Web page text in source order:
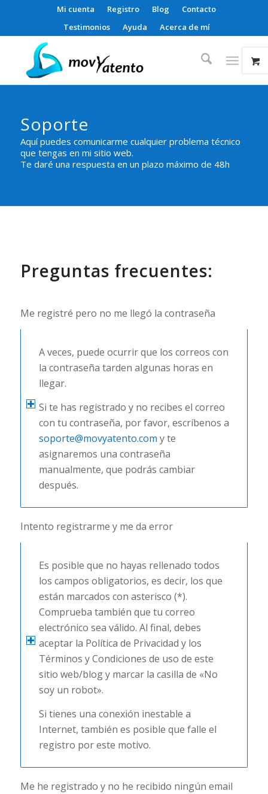
Mi cuenta Registro Blog
Contacto
Testimonios
Ayuda Acerca de mí
Soporte
Aquí puedes comunicarme cualquier problema técnico
que tengas en mi sitio web.
Te daré una respuesta en un plazo máximo de 48h
Preguntas frecuentes:
Me registré pero no me llegó la contraseña
A veces, puede ocurrir que los correos con
la contraseña tarden algunas horas en
llegar.
Si te has registrado y no recibes el correo
con tu contraseña, por favor, escríbenos a
soporte@movyatento.com y te
asignaremos una contraseña
manualmente, que podrás cambiar
después.
Intento registrarme y me da error
Es posible que no hayas rellenado todos
los campos obligatorios, es decir, los que
están marcados con asterisco (*).
Comprueba también que tu correo
electrónico sea válido. Al final, debes
aceptar la Política de Privacidad y los
Términos y Condiciones de uso de este
sitio web/blog y marcar la casilla de «No
soy un robot».
Si tienes una conexión inestable a
Internet, también es posible que falle el
registro por este motivo.
Me he registrado y no he recibido ningún email